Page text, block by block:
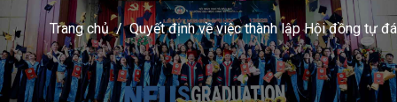
Trang chủ / Quyết định về việc thành lập Hội đồng tự
giá chất lượng chương trình đào tạo từ xa
trình độ đại học ngành Luật kinh tế của
Đại học Kinh tế Quốc dân